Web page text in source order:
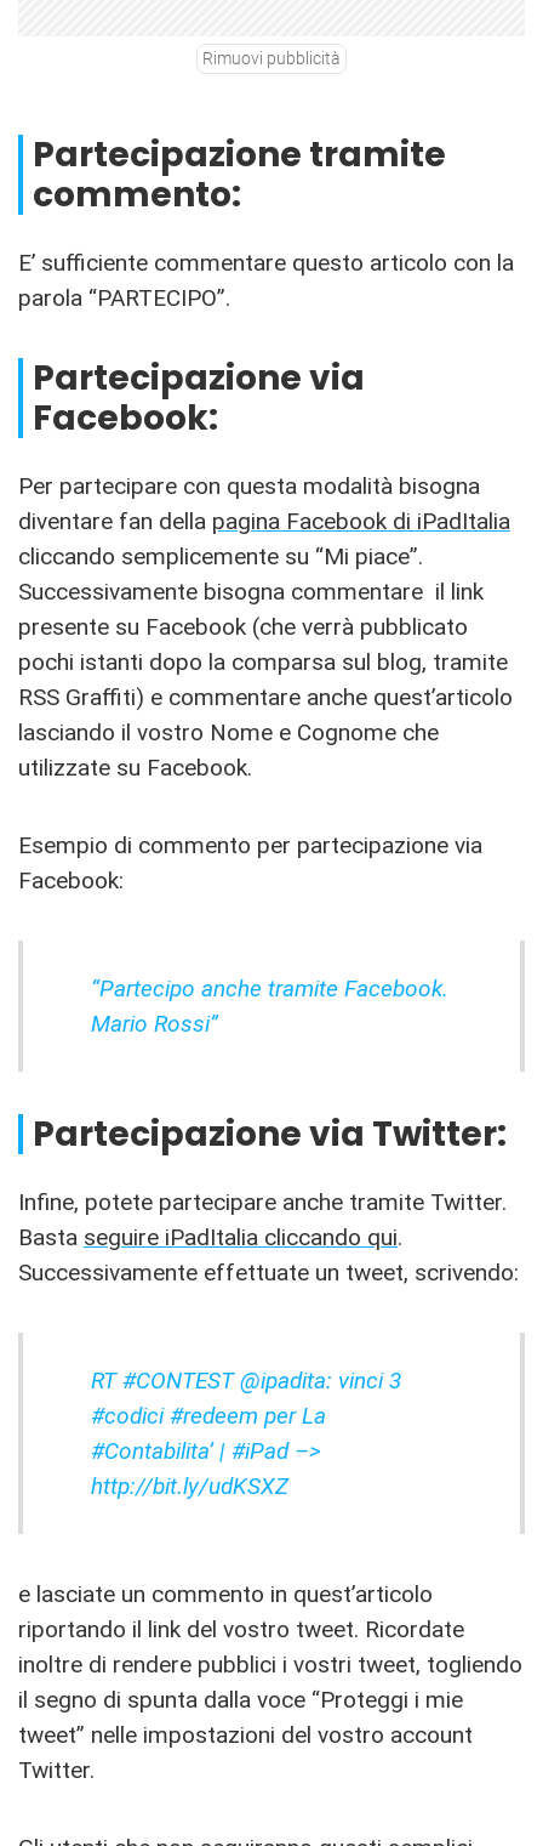
Rimuovi pubblicità
Partecipazione tramite
commento:
E’ sufficiente commentare questo articolo con la
parola “PARTECIPO”.
Partecipazione via
Facebook:
Per partecipare con questa modalità bisogna
diventare fan della pagina Facebook di iPadItalia
cliccando semplicemente su “Mi piace”.
Successivamente bisogna commentare il link
presente su Facebook (che verrà pubblicato
pochi istanti dopo la comparsa sul blog, tramite
RSS Graffiti) e commentare anche quest’articolo
lasciando il vostro Nome e Cognome che
utilizzate su Facebook.
Esempio di commento per partecipazione via
Facebook:
“Partecipo anche tramite Facebook.
Mario Rossi”
Partecipazione via Twitter:
Infine, potete partecipare anche tramite Twitter.
Basta seguire iPadItalia cliccando qui.
Successivamente effettuate un tweet, scrivendo:
RT #CONTEST @ipadita: vinci 3
#codici #redeem per La
#Contabilita’ | #iPad –>
http://bit.ly/udKSXZ
e lasciate un commento in quest’articolo
riportando il link del vostro tweet. Ricordate
inoltre di rendere pubblici i vostri tweet, togliendo
il segno di spunta dalla voce “Proteggi i mie
tweet” nelle impostazioni del vostro account
Twitter.